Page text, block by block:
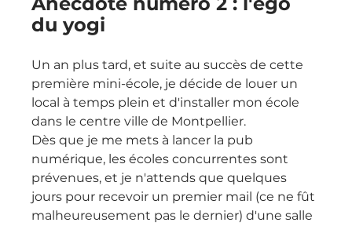
du yogi
Un an plus tard, et suite au succès de cette
première mini-école, je décide de louer un
local à temps plein et d'installer mon école
dans le centre ville de Montpellier.
Dès que je me mets à lancer la pub
numérique, les écoles concurrentes sont
prévenues, et je n'attends que quelques
jours pour recevoir un premier mail (ce ne fût
malheureusement pas le dernier) d'une salle